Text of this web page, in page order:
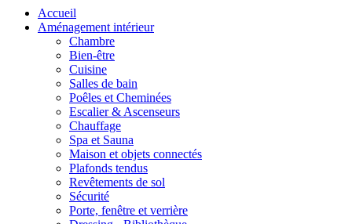
Accueil
Aménagement intérieur
Chambre
Bien-être
Cuisine
Salles de bain
Poêles et Cheminées
Escalier & Ascenseurs
Chauffage
Spa et Sauna
Maison et objets connectés
Plafonds tendus
Revêtements de sol
Sécurité
Porte, fenêtre et verrière